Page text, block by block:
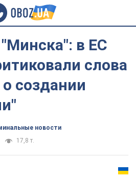
в ЕС
слова
создании
новости
17,8 т.